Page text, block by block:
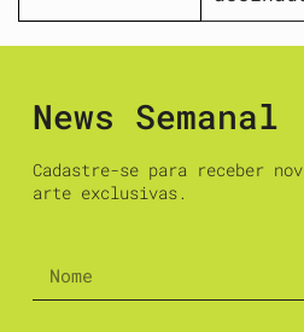
News Semanal
Cadastre-se para receber
arte exclusivas.